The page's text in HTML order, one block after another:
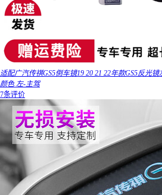
适配广汽传祺GS5倒车镜19 20 21 22年款GS5反光
颜色 左-主驾
7条评价